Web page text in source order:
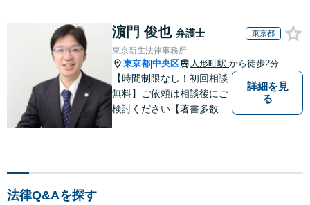
濵門 俊也 弁護士 東京都
東京新生法律事務所
東京都 中央区 人形町駅 から徒歩2分
【時間制限なし！初回相談
無料】ご依頼は相談後にご
検討ください【著書多数】
詳細を見
る
法律Q&Aを探す